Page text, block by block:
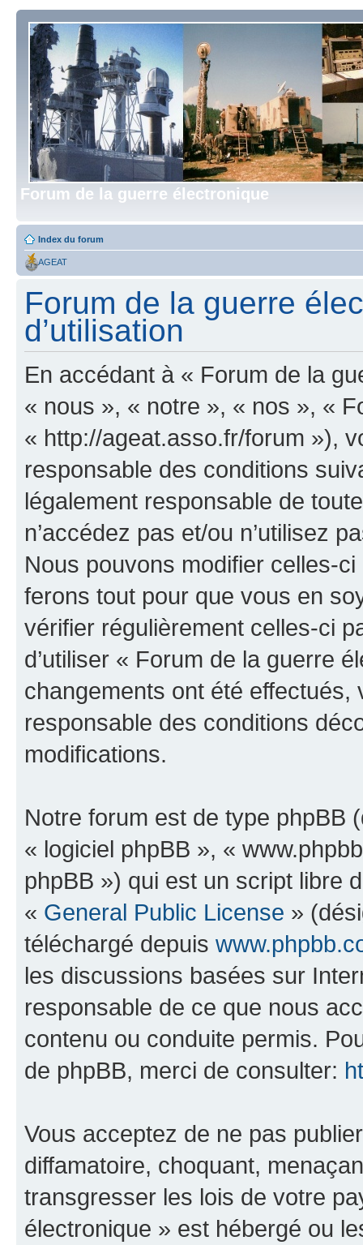
Forum de la guerre électronique
Index du forum
AGEAT
Forum de la guerre
d’utilisation
En accédant à « Forum de la
« nous », « notre », « nos », «
« http://ageat.asso.fr/forum »),
responsable des conditions
légalement responsable de
n’accédez pas et/ou n’utilisez
Nous pouvons modifier celles-
ferons tout pour que vous en
vérifier régulièrement celles-ci
d’utiliser « Forum de la guerre
changements ont été effectués,
responsable des conditions
modifications.
Notre forum est de type phpBB
« logiciel phpBB », «
phpBB ») qui est un script libre
« General Public License »
téléchargé depuis
les discussions basées sur
responsable de ce que nous
contenu ou conduite permis.
de phpBB, merci de consulter:
Vous acceptez de ne pas
diffamatoire, choquant,
transgresser les lois de votre
électronique » est hébergé ou